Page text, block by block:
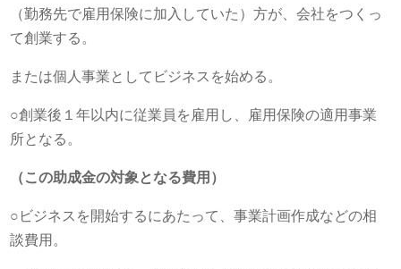
（勤務先で雇用保険に加入していた）方が、会社をつくっ
て創業する。
または個人事業としてビジネスを始める。
○創業後１年以内に従業員を雇用し、雇用保険の適用事業
所となる。
（この助成金の対象となる費用）
○ビジネスを開始するにあたって、事業計画作成などの相
談費用。